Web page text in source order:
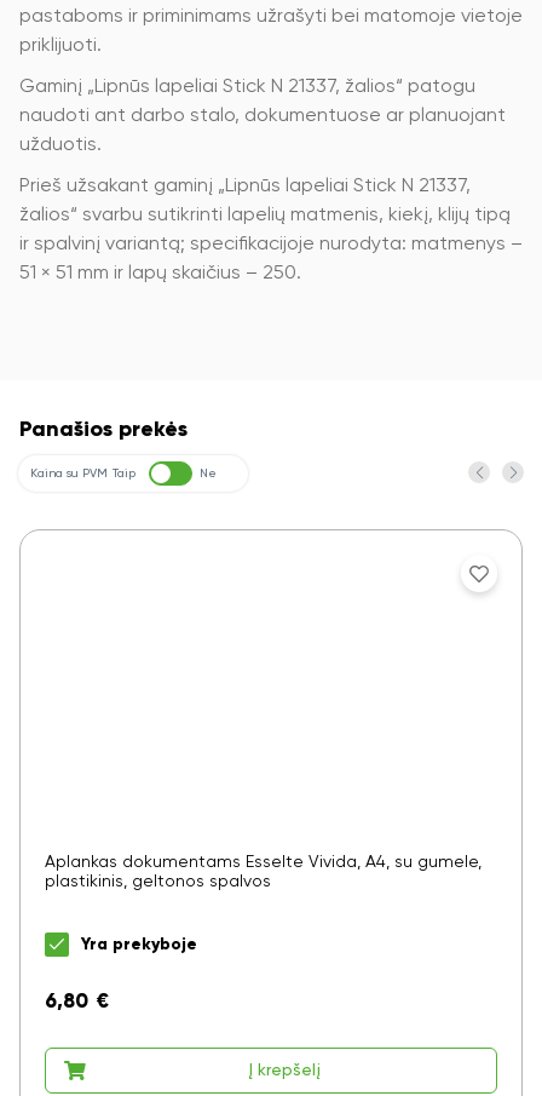
pastaboms ir priminimams užrašyti bei matomoje vietoje
priklijuoti.
Gaminį „Lipnūs lapeliai Stick N 21337, žalios“ patogu
naudoti ant darbo stalo, dokumentuose ar planuojant
užduotis.
Prieš užsakant gaminį „Lipnūs lapeliai Stick N 21337,
žalios“ svarbu sutikrinti lapelių matmenis, kiekį, klijų tipą
ir spalvinį variantą; specifikacijoje nurodyta: matmenys –
51 × 51 mm ir lapų skaičius – 250.
Panašios prekės
Kaina su PVM Taip Ne
Aplankas dokumentams Esselte Vivida, A4, su gumele,
plastikinis, geltonos spalvos
Yra prekyboje
6,80 €
Į krepšelį